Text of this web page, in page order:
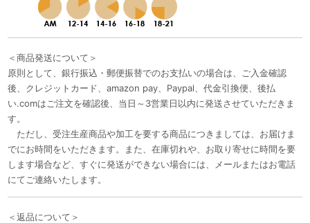
＜商品発送について＞
原則として、銀行振込・郵便振替でのお支払いの場合は、ご入金確認
後、クレジットカード、amazon pay、Paypal、代金引換便、後払
い.comはご注文を確認後、当日～3営業日以内に発送させていただきま
す。
ただし、受注生産商品や加工を要する商品につきましては、お届けま
でにお時間をいただきます。また、在庫切れや、お取り寄せに時間を要
します場合など、すぐに発送ができない場合には、メールまたはお電話
にてご連絡いたします。
＜返品について＞